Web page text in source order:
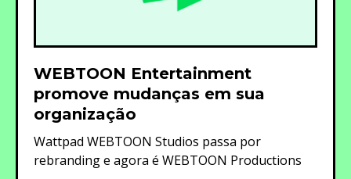
WEBTOON Entertainment
promove mudanças em sua
organização
Wattpad WEBTOON Studios passa por
rebranding e agora é WEBTOON Productions